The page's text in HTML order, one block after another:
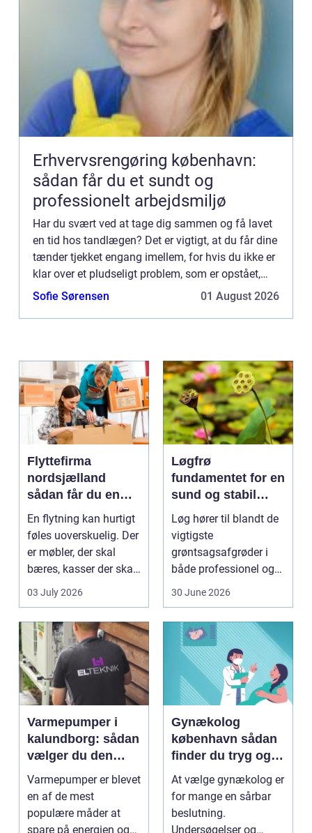
Erhvervsrengøring københavn:
sådan får du et sundt og
professionelt arbejdsmiljø
Har du svært ved at tage dig sammen og få lavet
en tid hos tandlægen? Det er vigtigt, at du får dine
tænder tjekket engang imellem, for hvis du ikke er
klar over et pludseligt problem, som er opstået,
bliver det både ubehageligt for dig men også for ...
Sofie Sørensen 01 August 2026
Flyttefirma
nordsjælland
sådan får du en
tryg og effektiv
flytning
En flytning kan hurtigt
føles uoverskuelig. Der
er møbler, der skal
bæres, kasser der skal
pakkes, o...
03 July 2026
Løgfrø
fundamentet for en
sund og stabil
løgavl
Løg hører til blandt de
vigtigste
grøntsagsafgrøder i
både professionel og
hobbybaseret
30 June 2026
Varmepumper i
kalundborg: sådan
vælger du den
rigtige løsning
Varmepumper er blevet
en af de mest
populære måder at
spare på energien og
Gynækolog
københavn sådan
finder du tryg og
professionel hjælp
At vælge gynækolog er
for mange en sårbar
beslutning.
Undersøgelser og